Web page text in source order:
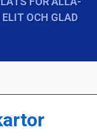
OCH GLAD